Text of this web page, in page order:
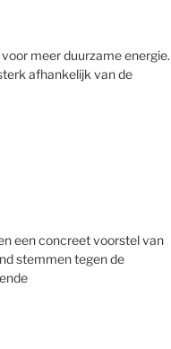
meer duurzame energie.
afhankelijk van de
een concreet voorstel van
stemmen tegen de